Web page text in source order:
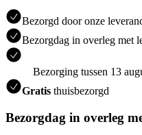
Bezorgd door onze
Bezorgdag in overleg met
Bezorging tussen 13
Gratis thuisbezorgd
Bezorgdag in overleg